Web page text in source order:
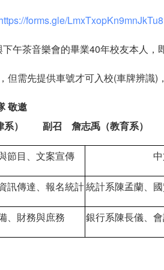
forms.gle/LmxTxopKn9mnJkTu8
午茶音樂會的畢業40年校友本人，
但需先提供車號才可入校(車牌辨識
敬邀
系） 副召 詹志禹（教育系）
節目、文案宣傳
訊傳達、報名統計統計系陳孟蘭、
、財務與庶務 銀行系陳長儀、